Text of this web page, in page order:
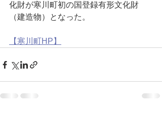
化財が寒川町初の国登録有形文化財
（建造物）となった。
【寒川町HP】